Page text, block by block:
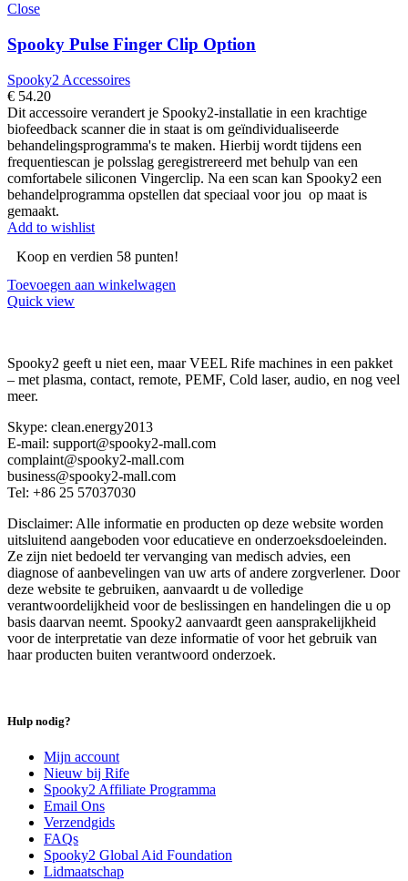
Close
Spooky Pulse Finger Clip Option
Spooky2 Accessoires
€ 54.20
Dit accessoire verandert je Spooky2-installatie in een krachtige
biofeedback scanner die in staat is om geïndividualiseerde
behandelingsprogramma's te maken. Hierbij wordt tijdens een
frequentiescan je polsslag geregistrereerd met behulp van een
comfortabele siliconen Vingerclip. Na een scan kan Spooky2 een
behandelprogramma opstellen dat speciaal voor jou op maat is
gemaakt.
Add to wishlist
Koop en verdien 58 punten!
Toevoegen aan winkelwagen
Quick view
Spooky2 geeft u niet een, maar VEEL Rife machines in een pakket
– met plasma, contact, remote, PEMF, Cold laser, audio, en nog veel
meer.
Skype: clean.energy2013
E-mail: support@spooky2-mall.com
complaint@spooky2-mall.com
business@spooky2-mall.com
Tel: +86 25 57037030
Disclaimer: Alle informatie en producten op deze website worden
uitsluitend aangeboden voor educatieve en onderzoeksdoeleinden.
Ze zijn niet bedoeld ter vervanging van medisch advies, een
diagnose of aanbevelingen van uw arts of andere zorgverlener. Door
deze website te gebruiken, aanvaardt u de volledige
verantwoordelijkheid voor de beslissingen en handelingen die u op
basis daarvan neemt. Spooky2 aanvaardt geen aansprakelijkheid
voor de interpretatie van deze informatie of voor het gebruik van
haar producten buiten verantwoord onderzoek.
Hulp nodig?
Mijn account
Nieuw bij Rife
Spooky2 Affiliate Programma
Email Ons
Verzendgids
FAQs
Spooky2 Global Aid Foundation
Lidmaatschap